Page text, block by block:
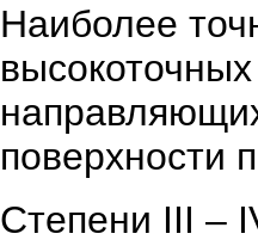
Наиболее
поверхности
Степени III –